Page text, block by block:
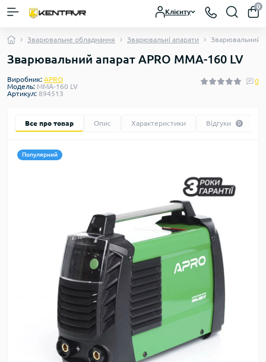
Клієнту
0
Зварювальне обладнання Зварювальні апарати Зварювальний
Зварювальний апарат APRO MMA-160 LV
Виробник: APRO
Модель: MMA-160 LV
Артикул: 894513
0
Все про товар Опис Характеристики Відгуки 0
Популярний